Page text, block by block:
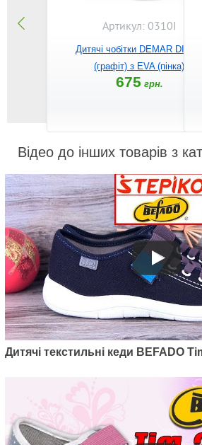
Артикул: 0310I
Дитячі чобітки DEMAR DINO I
(графіт) з EVA (пінка)
675 грн.
Відео до інших товарів з
Дитячі текстильні кеди BEFADO